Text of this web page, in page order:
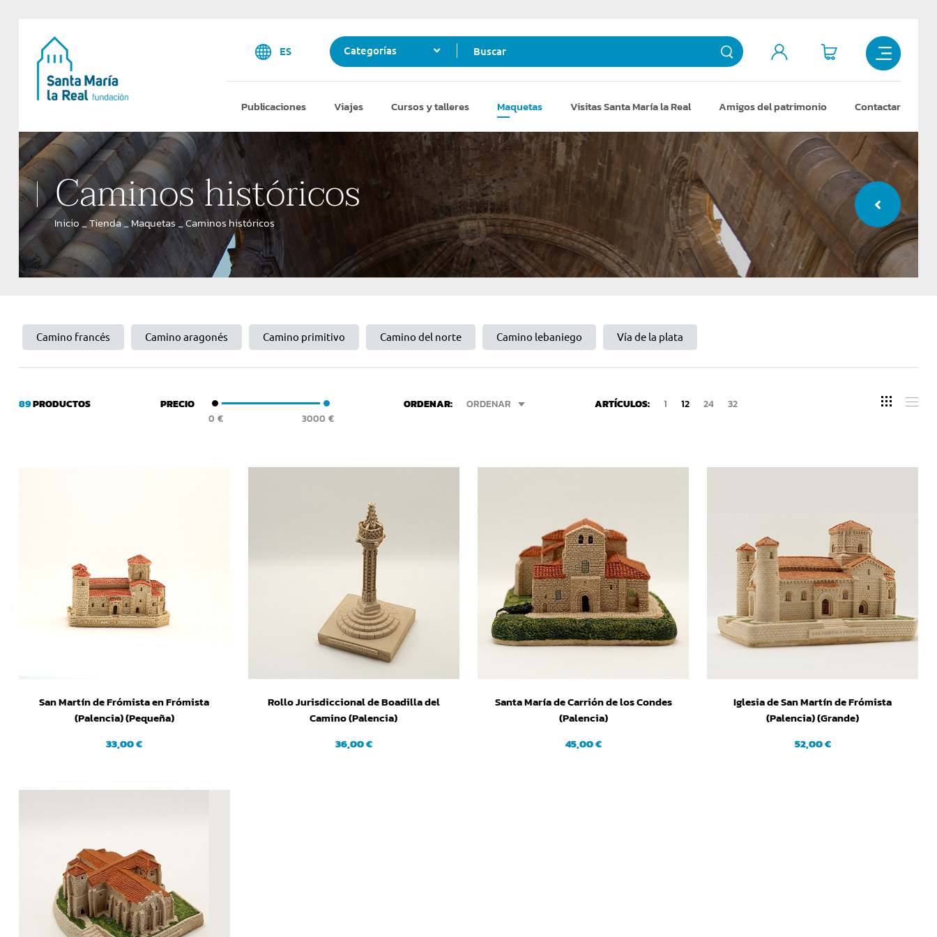
ES Categorías Buscar
Publicaciones Viajes Cursos y talleres Maquetas Visitas Santa María la Real Amigos del patrimonio Contactar
Caminos históricos
Inicio_Tienda_Maquetas_Caminos históricos
Camino francés Camino aragonés Camino primitivo Camino del norte Camino lebaniego Vía de la plata
89PRODUCTOS
PRECIO
€
€
ORDENAR: ORDENAR ARTÍCULOS: 1 12 24 32
San Martín de Frómista en Frómista
(Palencia) (Pequeña)
33,00 €
Rollo Jurisdiccional de Boadilla del
Camino (Palencia)
36,00 €
Santa María de Carrión de los Condes
(Palencia)
45,00 €
Iglesia de San Martín de Frómista
(Palencia) (Grande)
52,00 €